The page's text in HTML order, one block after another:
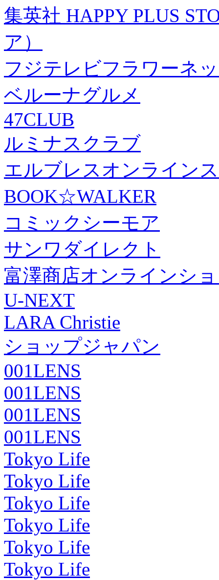
集英社 HAPPY PLUS
ア）
フジテレビフラワーネ
ベルーナグルメ
47CLUB
ルミナスクラブ
エルブレスオンライン
BOOK☆WALKER
コミックシーモア
サンワダイレクト
富澤商店オンラインシ
U-NEXT
LARA Christie
ショップジャパン
001LENS
001LENS
001LENS
001LENS
Tokyo Life
Tokyo Life
Tokyo Life
Tokyo Life
Tokyo Life
Tokyo Life